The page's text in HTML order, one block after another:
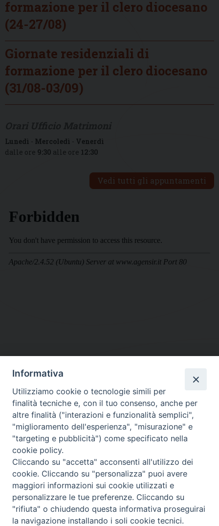
formazione per il clero diocesano
(24-27/08)
Giornate residenziali di
formazione per il clero diocesano
(31/08-03/09)
Lunedì - Mercoledì - Venerdì
dalle ore 9:30 alle ore 12:30
Vedi tutti gli appuntamenti
DIOCESI SUBURBICARIA DI ALBANO
Contatti:Tel.: 06.93268401 - Fax.: 06.9323844
E-mail:curia@diocesidialbano.it
Orari: dal Lunedì al Venerdì Ore: 9:00 - 13:00
Lunedì, Mercoledì e Venerdì, Ore 9:30 - 12:30
Diocesi Suburbicaria di Albano
Copyright © 2021
Informativa
Utilizziamo cookie o tecnologie simili per
finalità tecniche e, con il tuo consenso, anche per
altre finalità ("interazioni e funzionalità semplici",
"miglioramento dell'esperienza", "misurazione" e
"targeting e pubblicità") come specificato nella
cookie policy.
Cliccando su "accetta" acconsenti all'utilizzo dei
cookie. Cliccando su "personalizza" puoi avere
maggiori informazioni sui cookie utilizzati e
personalizzare le tue preferenze. Cliccando su
"rifiuta" o chiudendo questa informativa proseguirai
la navigazione installando i soli cookie tecnici.